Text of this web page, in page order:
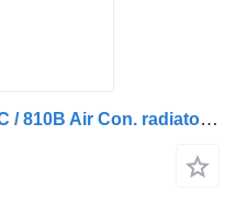
Radiator AC John Deere 810C / 810B Air Con. radiator F032381